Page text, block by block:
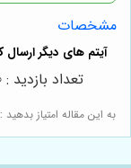
مشخصات
به این مقاله امتیاز بدهید :
تعداد بازدید : 210